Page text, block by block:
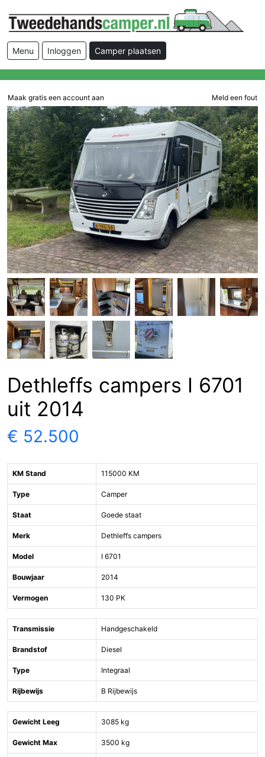
Menu Inloggen Camper plaatsen
Maak gratis een account aan Meld een fout
Dethleffs campers I 6701
uit 2014
€ 52.500
KM Stand 115000 KM
Type Camper
Staat Goede staat
Merk Dethleffs campers
Model I 6701
Bouwjaar 2014
Vermogen 130 PK
Transmissie Handgeschakeld
Brandstof Diesel
Type Integraal
Rijbewijs B Rijbewijs
Gewicht Leeg 3085 kg
Gewicht Max 3500 kg